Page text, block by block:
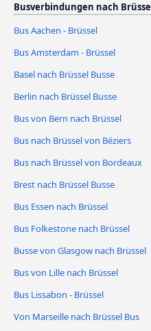
Busverbindungen nach Brüssel
Bus Aachen - Brüssel
Bus Amsterdam - Brüssel
Basel nach Brüssel Busse
Berlin nach Brüssel Busse
Bus von Bern nach Brüssel
Bus nach Brüssel von Béziers
Bus nach Brüssel von Bordeaux
Brest nach Brüssel Busse
Bus Essen nach Brüssel
Bus Folkestone nach Brüssel
Busse von Glasgow nach Brüssel
Bus von Lille nach Brüssel
Bus Lissabon - Brüssel
Von Marseille nach Brüssel Bus